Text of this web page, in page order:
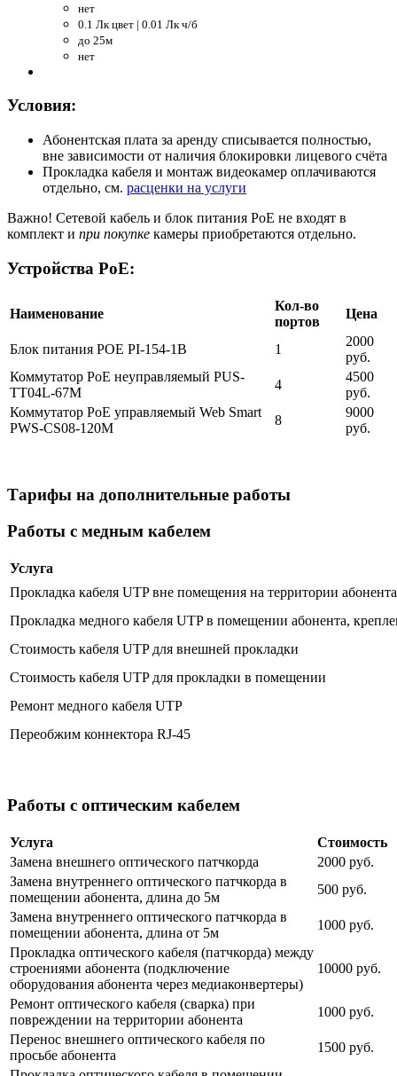
нет
0.1 Лк цвет | 0.01 Лк ч/б
до 25м
нет
Условия:
Абонентская плата за аренду списывается полностью,
вне зависимости от наличия блокировки лицевого счёта
Прокладка кабеля и монтаж видеокамер оплачиваются
отдельно, см. расценки на услуги
Важно! Сетевой кабель и блок питания PoE не входят в
комплект и при покупке камеры приобретаются отдельно.
Устройства PoE:
Наименование
Кол-во
портов
Цена
Блок питания POE PI-154-1B 1
2000
руб.
Коммутатор PoE неуправляемый PUS-
TT04L-67M
4
4500
руб.
Коммутатор PoE управляемый Web Smart
PWS-CS08-120M
8
9000
руб.
Тарифы на дополнительные работы
Работы с медным кабелем
Услуга
Прокладка кабеля UTP вне помещения на территории
Прокладка медного кабеля UTP в помещении абонента,
Стоимость кабеля UTP для внешней прокладки
Стоимость кабеля UTP для прокладки в помещении
Ремонт медного кабеля UTP
Переобжим коннектора RJ-45
Работы с оптическим кабелем
Услуга
Стоимость
Замена внешнего оптического патчкорда
2000 руб.
Замена внутреннего оптического патчкорда в
помещении абонента, длина до 5м
500 руб.
Замена внутреннего оптического патчкорда в
помещении абонента, длина от 5м
1000 руб.
Прокладка оптического кабеля (патчкорда) между
строениями абонента (подключение
оборудования абонента через медиаконвертеры)
10000 руб.
Ремонт оптического кабеля (сварка) при
повреждении на территории абонента
1000 руб.
Перенос внешнего оптического кабеля по
просьбе абонента
1500 руб.